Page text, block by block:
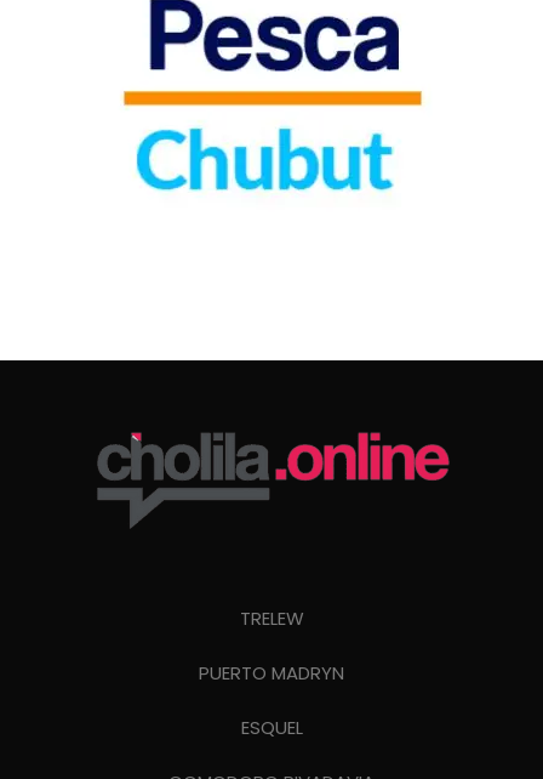
TRELEW
PUERTO MADRYN
ESQUEL